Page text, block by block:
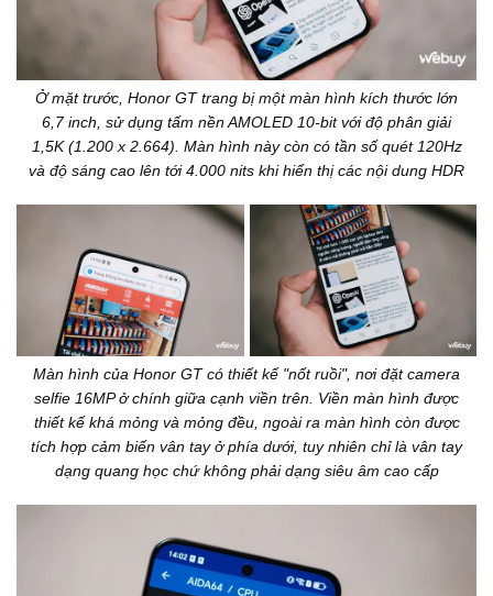
Ở mặt trước, Honor GT trang bị một màn hình kích thước lớn
6,7 inch, sử dụng tấm nền AMOLED 10-bit với độ phân giải
1,5K (1.200 x 2.664). Màn hình này còn có tần số quét 120Hz
và độ sáng cao lên tới 4.000 nits khi hiển thị các nội dung HDR
Màn hình của Honor GT có thiết kế "nốt ruồi", nơi đặt camera
selfie 16MP ở chính giữa cạnh viền trên. Viền màn hình được
thiết kế khá mỏng và mỏng đều, ngoài ra màn hình còn được
tích hợp cảm biến vân tay ở phía dưới, tuy nhiên chỉ là vân tay
dạng quang học chứ không phải dạng siêu âm cao cấp